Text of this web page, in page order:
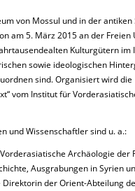
von Mossul und in der
am 5. März 2015 an der
Kulturgütern
sowie ideologischen
sind. Organisiert wird
vom Institut für
und Wissenschaftler sind u. a.:
Archäologie der
Ausgrabungen in Syrien
Direktorin der Orient-Abteilung